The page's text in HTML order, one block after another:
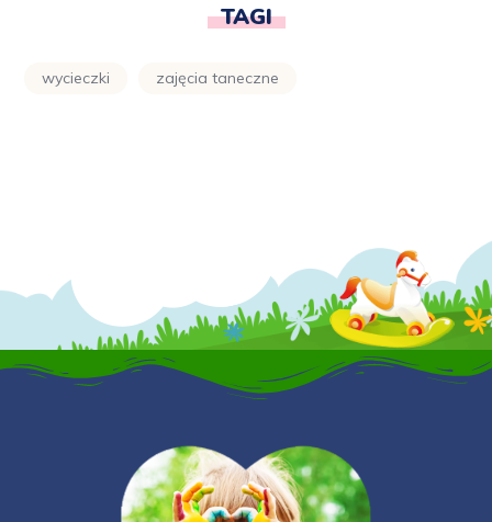
TAGI
wycieczki zajęcia taneczne